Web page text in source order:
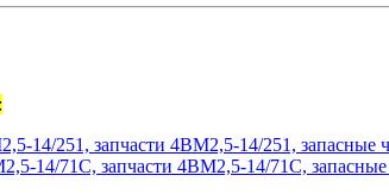
14/251, запчасти 4ВМ2,5-14/251, запасные
14/71C, запчасти 4ВМ2,5-14/71C,